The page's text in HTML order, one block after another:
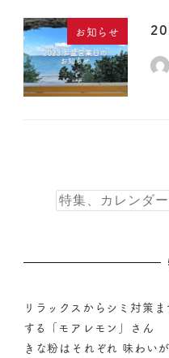
お知らせ
リラックスからシミ対策
する「モアレモン」さん
きな粉はそれぞれ 味わい